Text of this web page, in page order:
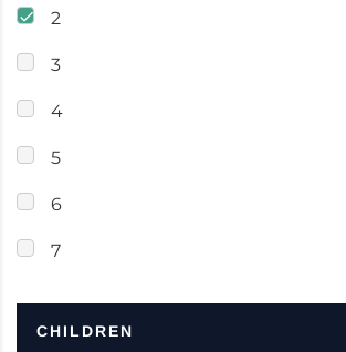
2
3
4
5
6
7
CHILDREN